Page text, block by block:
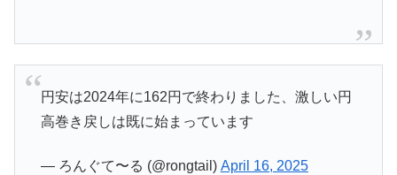
円安は2024年に162円で終わりました、激しい円
高巻き戻しは既に始まっています
— ろんぐて〜る (@rongtail) April 16, 2025